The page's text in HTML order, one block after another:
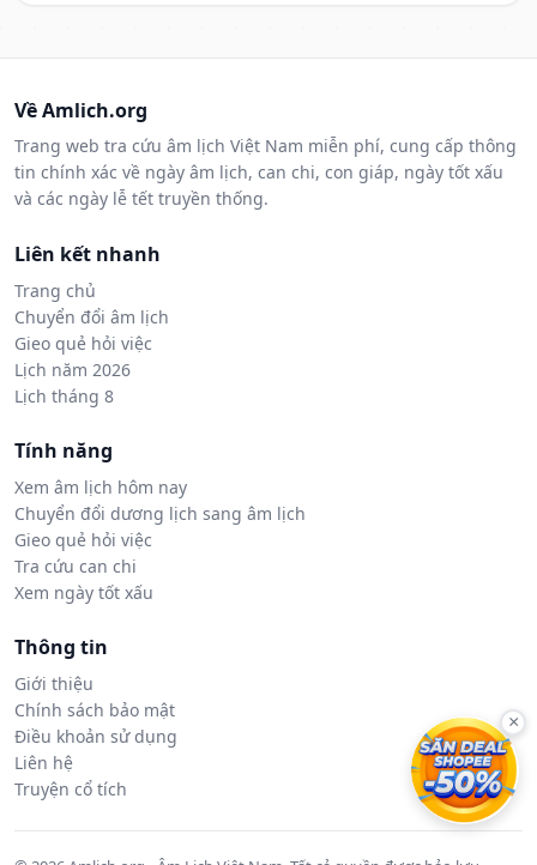
Về Amlich.org
Trang web tra cứu âm lịch Việt Nam miễn phí, cung cấp thông
tin chính xác về ngày âm lịch, can chi, con giáp, ngày tốt xấu
và các ngày lễ tết truyền thống.
Liên kết nhanh
Trang chủ
Chuyển đổi âm lịch
Gieo quẻ hỏi việc
Lịch năm 2026
Lịch tháng 8
Tính năng
Xem âm lịch hôm nay
Chuyển đổi dương lịch sang âm lịch
Gieo quẻ hỏi việc
Tra cứu can chi
Xem ngày tốt xấu
Thông tin
Giới thiệu
Chính sách bảo mật
Điều khoản sử dụng
Liên hệ
Truyện cổ tích
×